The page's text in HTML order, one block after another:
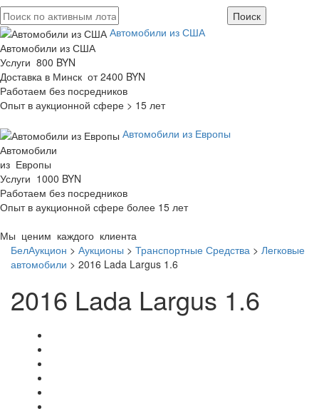
Автомобили из США
Автомобили из США
Услуги 800 BYN
Доставка в Минск от 2400 BYN
Работаем без посредников
Опыт в аукционной сфере > 15 лет
Автомобили из Европы
Автомобили
из Европы
Услуги 1000 BYN
Работаем без посредников
Опыт в аукционной сфере более 15 лет
Мы ценим каждого клиента
БелАукцион > Аукционы > Транспортные Средства > Легковые
автомобили > 2016 Lada Largus 1.6
2016 Lada Largus 1.6